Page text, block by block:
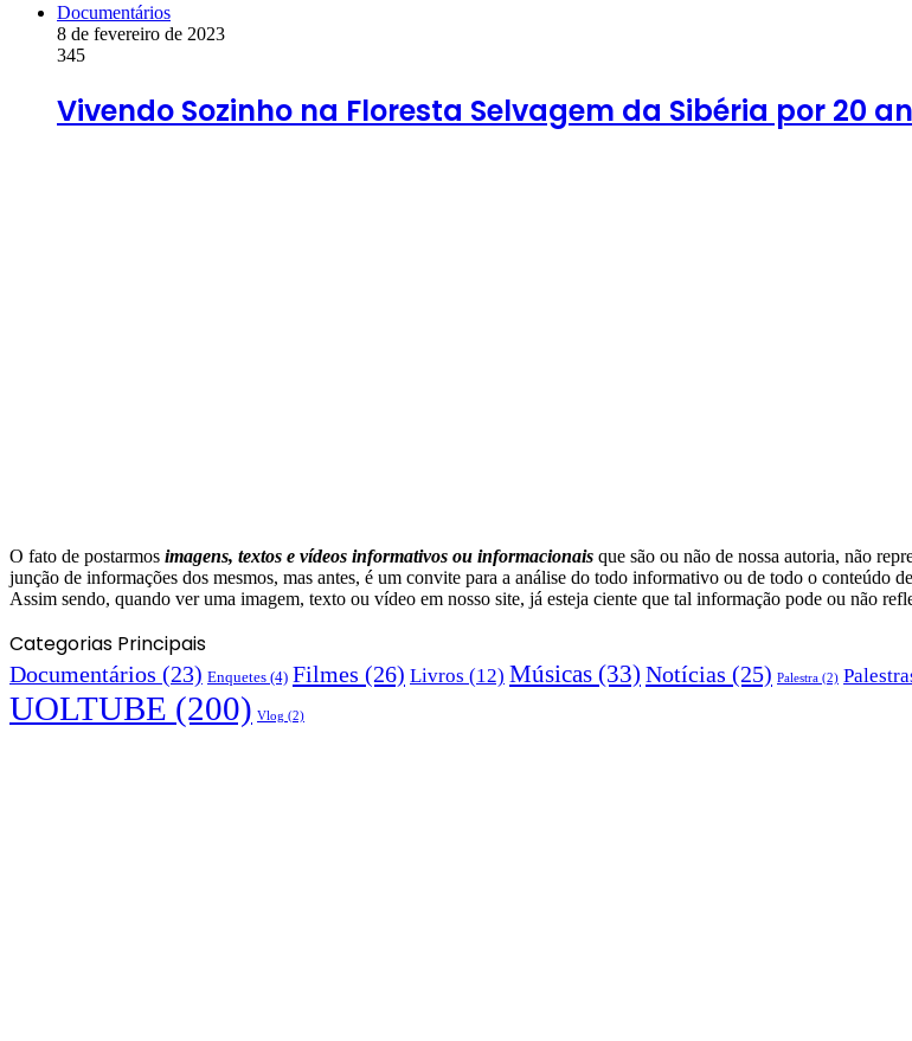
Documentários
8 de fevereiro de 2023
345
Vivendo Sozinho na Floresta Selvagem da Sibéria por 20
O fato de postarmos imagens, textos e vídeos informativos ou informacionais que são ou não de nossa autoria, não
junção de informações dos mesmos, mas antes, é um convite para a análise do todo informativo ou de todo o conteúdo
Assim sendo, quando ver uma imagem, texto ou vídeo em nosso site, já esteja ciente que tal informação pode ou não
Categorias Principais
Documentários (23) Enquetes (4) Filmes (26) Livros (12) Músicas (33) Notícias (25) Palestra (2)
UOLTUBE (200) Vlog (2)